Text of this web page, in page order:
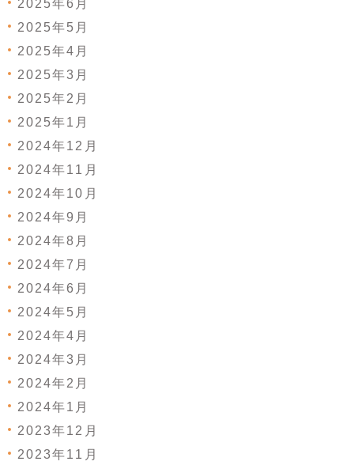
2025年6月
2025年5月
2025年4月
2025年3月
2025年2月
2025年1月
2024年12月
2024年11月
2024年10月
2024年9月
2024年8月
2024年7月
2024年6月
2024年5月
2024年4月
2024年3月
2024年2月
2024年1月
2023年12月
2023年11月